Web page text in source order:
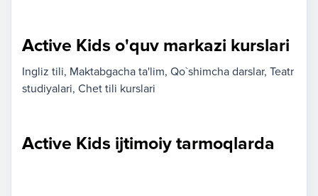
Active Kids o'quv markazi kurslari
Ingliz tili Maktabgacha ta'lim Qo`shimcha darslar Teatr
studiyalari Chet tili kurslari
Active Kids ijtimoiy tarmoqlarda